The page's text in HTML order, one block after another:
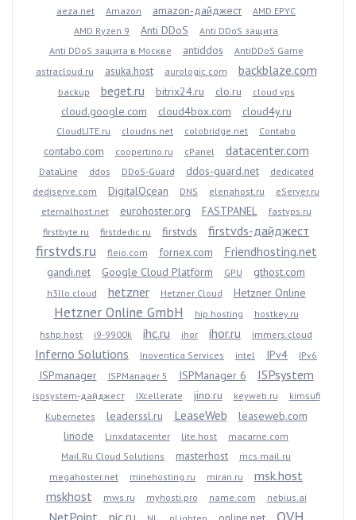
aeza.net
Amazon amazon-дайджест
AMD EPYC
AMD Ryzen 9
Anti DDoS
Anti DDoS защита
Anti DDoS защита в Москве
antiddos
AntiDDoS Game
astracloud.ru
asuka.host aurologic.com backblaze.com
backup beget.ru bitrix24.ru clo.ru cloud vps
cloud.google.com cloud4box.com cloud4y.ru
CloudLITE.ru cloudns.net colobridge.net Contabo
contabo.com coopertino.ru cPanel datacenter.com
DataLine ddos DDoS-Guard ddos-guard.net
dedicated
dediserve.com
DigitalOcean DNS elenahost.ru
eServer.ru
eternalhost.net
eurohoster.org FASTPANEL
fastvps.ru
firstbyte.ru
firstdedic.ru firstvds firstvds-дайджест
firstvds.ru fleio.com fornex.com Friendhosting.net
gandi.net Google Cloud Platform GPU gthost.com
h3llo.cloud hetzner Hetzner Cloud Hetzner Online
Hetzner Online GmbH hip.hosting
hostkey.ru
hshp.host
i9-9900k ihc.ru ihor ihor.ru immers.cloud
Inferno Solutions Inoventica Services intel IPv4 IPv6
ISPmanager ISPManager 5 ISPManager 6 ISPsystem
ispsystem-дайджест IXcellerate jino.ru keyweb.ru
kimsufi
Kubernetes
leaderssl.ru LeaseWeb
leaseweb.com
linode
Linxdatacenter lite.host
macarne.com
Mail.Ru Cloud Solutions
masterhost
mcs.mail.ru
megahoster.net
minehosting.ru miran.ru
msk.host
mskhost
mws.ru myhosti.pro name.com nebius.ai